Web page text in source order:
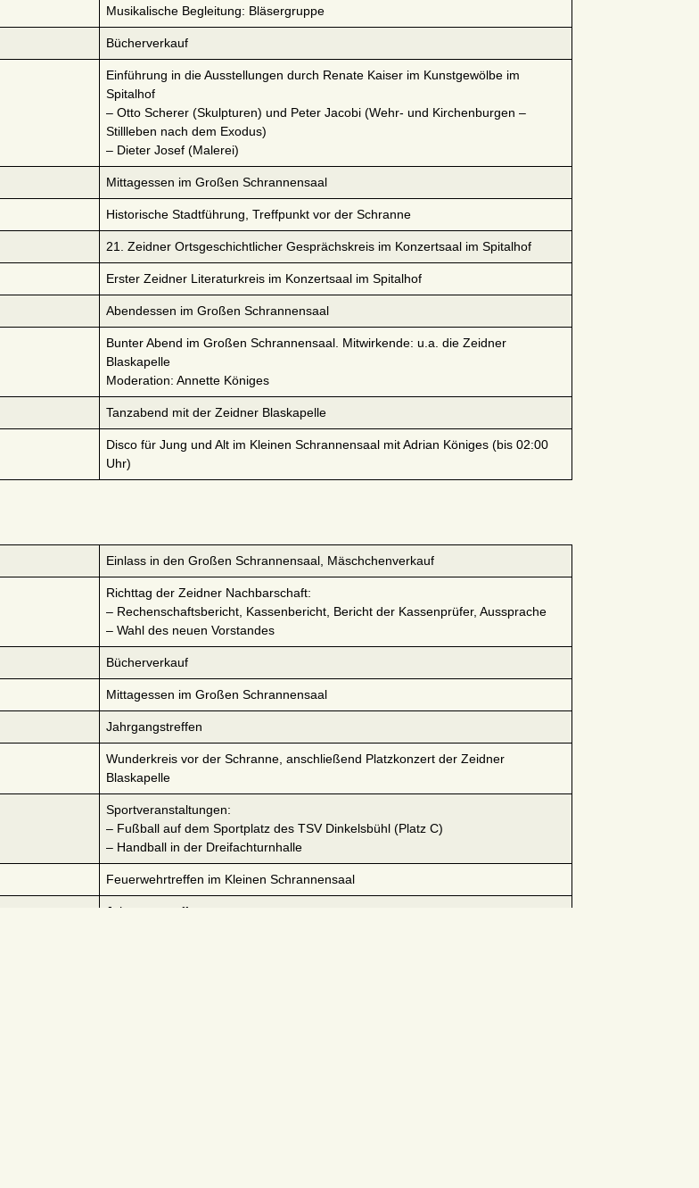
Musikalische Begleitung: Bläsergruppe
Bücherverkauf
Einführung in die Ausstellungen durch Renate Kaiser im Kunstgewölbe im
Spitalhof
– Otto Scherer (Skulpturen) und Peter Jacobi (Wehr- und Kirchenburgen –
Stillleben nach dem Exodus)
– Dieter Josef (Malerei)
Mittagessen im Großen Schrannensaal
Historische Stadtführung, Treffpunkt vor der Schranne
21. Zeidner Ortsgeschichtlicher Gesprächskreis im Konzertsaal im Spitalhof
Erster Zeidner Literaturkreis im Konzertsaal im Spitalhof
Abendessen im Großen Schrannensaal
Bunter Abend im Großen Schrannensaal. Mitwirkende: u.a. die Zeidner
Blaskapelle
Moderation: Annette Königes
Tanzabend mit der Zeidner Blaskapelle
Disco für Jung und Alt im Kleinen Schrannensaal mit Adrian Königes (bis 02:00
Uhr)
Einlass in den Großen Schrannensaal, Mäschchenverkauf
Richttag der Zeidner Nachbarschaft:
– Rechenschaftsbericht, Kassenbericht, Bericht der Kassenprüfer, Aussprache
– Wahl des neuen Vorstandes
Bücherverkauf
Mittagessen im Großen Schrannensaal
Jahrgangstreffen
Wunderkreis vor der Schranne, anschließend Platzkonzert der Zeidner
Blaskapelle
Sportveranstaltungen:
– Fußball auf dem Sportplatz des TSV Dinkelsbühl (Platz C)
– Handball in der Dreifachturnhalle
Feuerwehrtreffen im Kleinen Schrannensaal
Jahrgangstreffen